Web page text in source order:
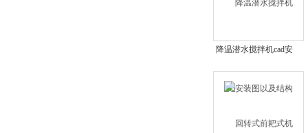
降温潜水搅拌机cad安